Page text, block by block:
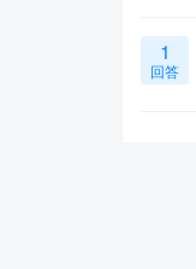
1
回答